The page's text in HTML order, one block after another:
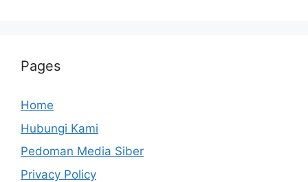
Pages
Home
Hubungi Kami
Pedoman Media Siber
Privacy Policy